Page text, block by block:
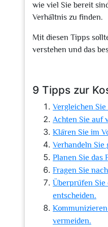
wie viel Sie bereit
Verhältnis zu finden.
Mit diesen Tipps
verstehen und das
9 Tipps zur
Vergleichen
Achten Sie auf
Klären Sie im
Verhandeln Sie
Planen Sie das
Fragen Sie
Überprüfen Sie
entscheiden.
vermeiden.